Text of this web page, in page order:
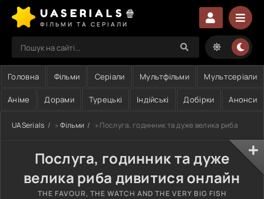
UASERIALS🍿
ФІЛЬМИ ТА СЕРІАЛИ
Головна Фільми Серіали Мультфільми Мультсеріали
Аніме Дорами Турецькі Індійські Добірки Анонси
UASerials » Фільми » Послуга, годинник та дуже велика риба
Послуга, годинник та дуже
велика риба дивитися онлайн
THE FAVOUR, THE WATCH AND THE VERY BIG FISH